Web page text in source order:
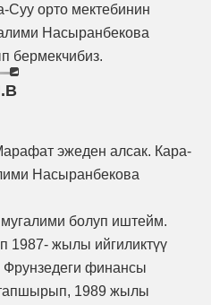
орто мектебинин
Насыранбекова
бермекчибиз.
эжеден алсак. Кара-
Насыранбекова
болуп иштейм.
1987- жылы ийгиликтүү
финансы
тапшырып, 1989 жылы